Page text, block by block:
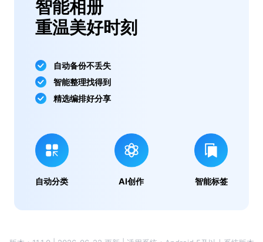
智能相册
重温美好时刻
自动备份不丢失
智能整理找得到
精选编排好分享
自动分类 AI创作 智能标签